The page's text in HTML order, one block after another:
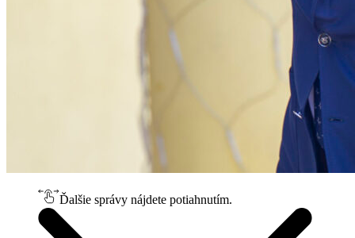
Ďalšie správy nájdete potiahnutím.